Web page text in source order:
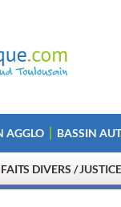
AGGLO BASSIN
FAITS DIVERS / JUSTICE